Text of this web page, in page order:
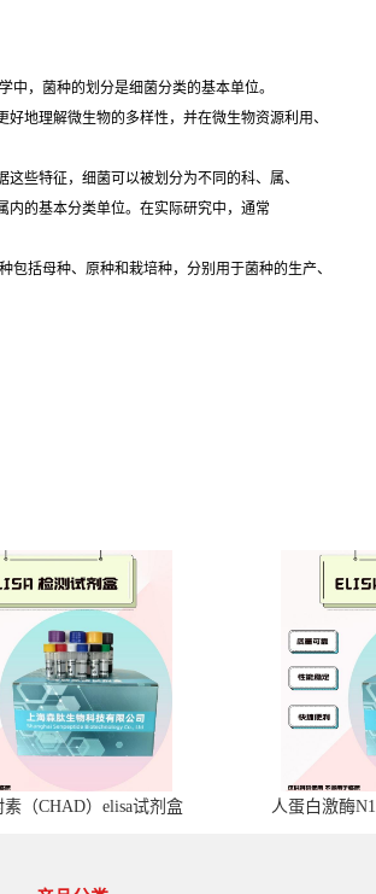
，菌种的划分是细菌分类的基本单位。
地理解微生物的多样性，并在微生物资源利用、
些特征，细菌可以被划分为不同的科、属、
内的基本分类单位。在实际研究中，通常
括母种、原种和栽培种，分别用于菌种的生产、
（CHAD）elisa试剂盒 人蛋白激酶